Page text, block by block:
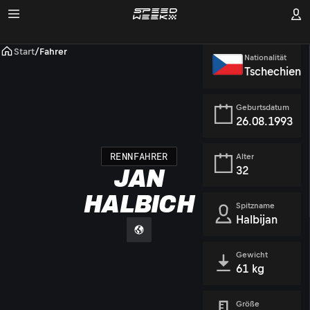
Start/Fahrer
RENNFAHRER
JAN
HALBICH
Nationalität
Tschechien
Geburtsdatum
26.08.1993
Alter
32
Spitzname
Halbijan
Gewicht
61 kg
Größe